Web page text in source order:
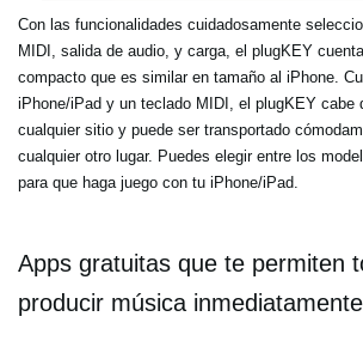
Con las funcionalidades cuidadosamente
MIDI, salida de audio, y carga, el plugKEY
compacto que es similar en tamaño al iPhone.
iPhone/iPad y un teclado MIDI, el plugKEY cabe
cualquier sitio y puede ser transportado
cualquier otro lugar. Puedes elegir entre los
para que haga juego con tu iPhone/iPad.
Apps gratuitas que te permiten
producir música inmediatamente